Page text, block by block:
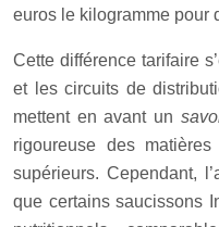
euros le kilogramme pour
Cette différence tarifaire
et les circuits de
mettent en avant un
rigoureuse des
supérieurs. Cependant,
que certains saucissons